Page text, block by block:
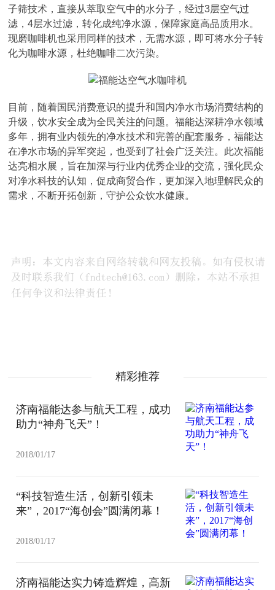
子筛技术，直接从萃取空气中的水分子，经过3层空气过
滤，4层水过滤，转化成纯净水源，保障家庭高品质用水。
现磨咖啡机也采用同样的技术，无需水源，即可将水分子转
化为咖啡水源，杜绝咖啡二次污染。
目前，随着国民消费意识的提升和国内净水市场消费结构的
升级，饮水安全成为全民关注的问题。福能达深耕净水领域
多年，拥有业内领先的净水技术和完善的配套服务，福能达
在净水市场的异军突起，也受到了社会广泛关注。此次福能
达亮相水展，旨在加深与行业内优秀企业的交流，强化民众
对净水科技的认知，促成商贸合作，更加深入地理解民众的
需求，不断开拓创新，守护公众饮水健康。
精彩推荐
济南福能达参与航天工程，成功
助力“神舟飞天”！
2018/01/17
“科技智造生活，创新引领未
来”，2017“海创会”圆满闭幕！
2018/01/17
济南福能达实力铸造辉煌，高新